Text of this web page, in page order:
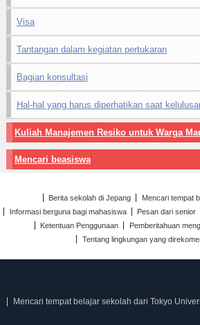
Visa
Tantangan dalam kegiatan pertukaran
Bagian konsultasi
Hal-hal yang harus diperhatikan saat
Kuliah Manajemen Resiko untuk Warga
Mencari beasiswa
Berita sekolah di Jepang
Mencari tempat
Informasi berguna bagi mahasiswa
Pesan dari senior
Ketentuan Penggunaan
Pemberitahuan
Tentang lingkungan yang
Mencari tempat belajar sekolah dari Tokyo